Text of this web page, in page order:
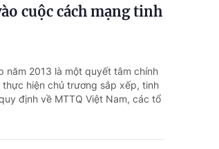
cuộc cách mạng tinh
năm 2013 là một quyết tâm chính
hiện chủ trương sắp xếp, tinh
định về MTTQ Việt Nam, các tổ